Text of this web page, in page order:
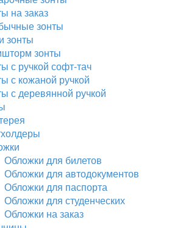
на заказ
зонты
зонты
зонты
с ручкой софт-тач
с кожаной ручкой
с деревянной ручкой
Обложки для билетов
Обложки для автодокументов
Обложки для паспорта
Обложки для студенческих
Обложки на заказ